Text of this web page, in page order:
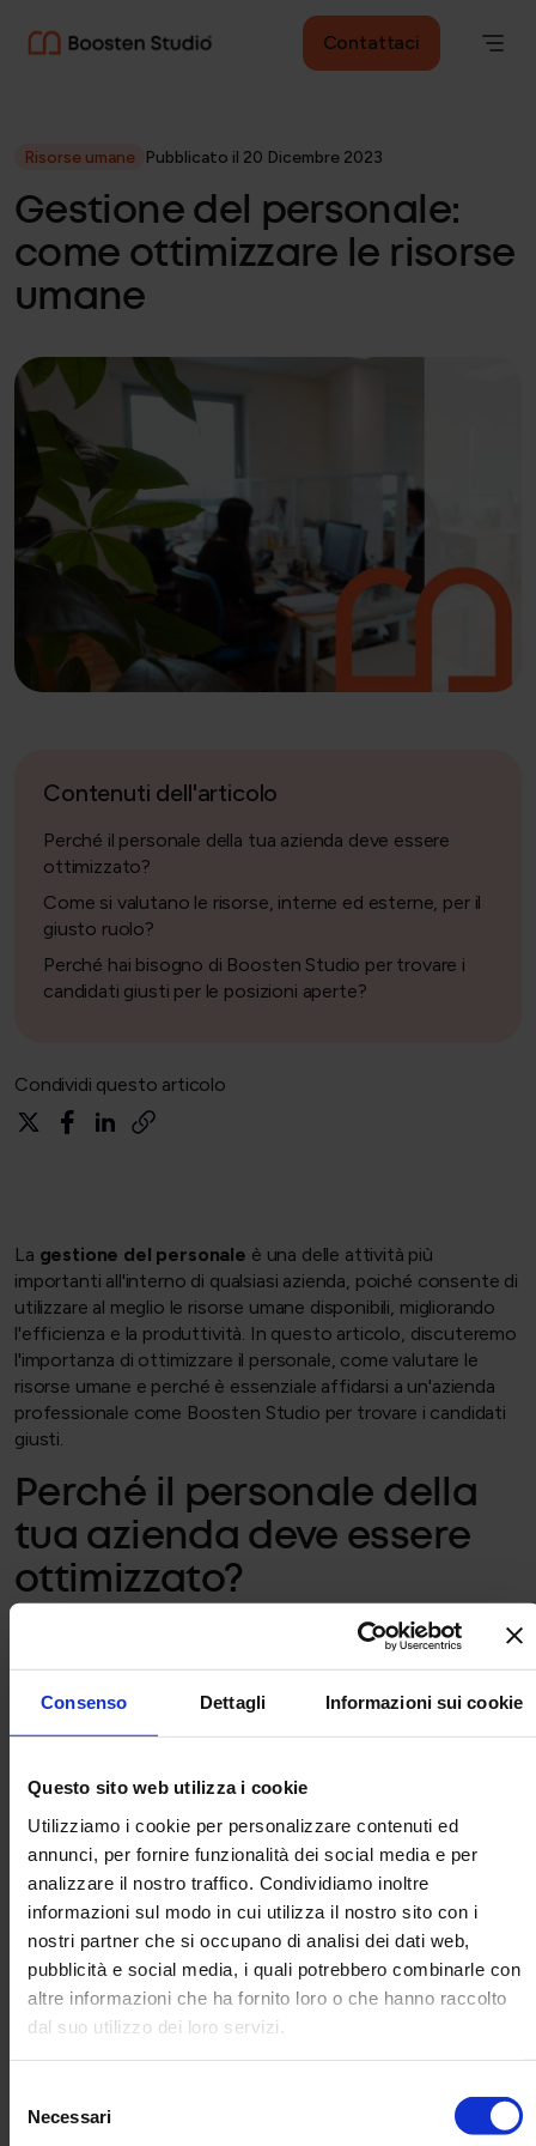
Consenso Dettagli Informazioni sui cookie
Questo sito web utilizza i cookie
Utilizziamo i cookie per personalizzare contenuti ed
annunci, per fornire funzionalità dei social media e per
analizzare il nostro traffico. Condividiamo inoltre
informazioni sul modo in cui utilizza il nostro sito con i
nostri partner che si occupano di analisi dei dati web,
pubblicità e social media, i quali potrebbero combinarle con
altre informazioni che ha fornito loro o che hanno raccolto
dal suo utilizzo dei loro servizi.
delNecessari
Contattaci
Risorse umane Pubblicato il 20 Dicembre 2023
Gestione del personale:
come ottimizzare le risorse
umane
Contenuti dell'articolo
Perché il personale della tua azienda deve essere
ottimizzato?
Come si valutano le risorse, interne ed esterne, per il
giusto ruolo?
Perché hai bisogno di Boosten Studio per trovare i
candidati giusti per le posizioni aperte?
Condividi questo articolo
La gestione del personale è una delle attività più
importanti all'interno di qualsiasi azienda, poiché consente di
utilizzare al meglio le risorse umane disponibili, migliorando
l'efficienza e la produttività. In questo articolo, discuteremo
l'importanza di ottimizzare il personale, come valutare le
risorse umane e perché è essenziale affidarsi a un'azienda
professionale come Boosten Studio per trovare i candidati
giusti.
Perché il personale della
tua azienda deve essere
ottimizzato?
mettere i dipendenti
, in modo che possano utilizzare al
Ciò porta a un'efficienza e una produttività maggiori, il che
può portare a un maggiore profitto per l'azienda. Inoltre,
del loro lavoro, sono più motivati e impegnati, il che porta a
un ambiente di lavoro più felice e positivo.
Come si valutano le
risorse, interne ed esterne,
per il giusto ruolo?
La valutazione delle risorse umane è un processo che
implica l'analisi delle competenze tecniche e
comportamentali dei dipendenti.Boosten Studio utilizza
Persolog, gestiti attraverso software utilizzato da specialisti